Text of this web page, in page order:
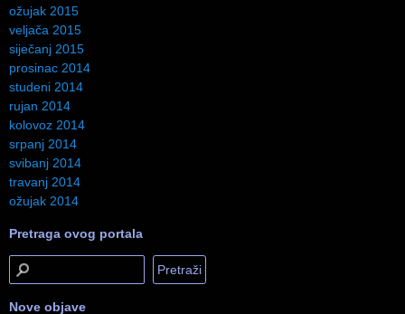
ožujak 2015
veljača 2015
siječanj 2015
prosinac 2014
studeni 2014
rujan 2014
kolovoz 2014
srpanj 2014
svibanj 2014
travanj 2014
ožujak 2014
Pretraga ovog portala
Nove objave